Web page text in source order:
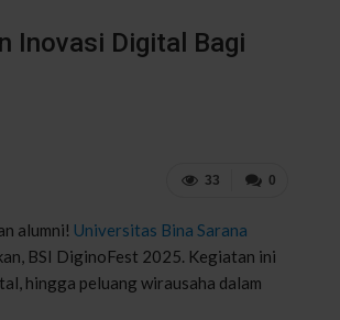
Inovasi Digital Bagi
0
33
alumni! Universitas Bina Sarana
BSI DiginoFest 2025. Kegiatan ini
hingga peluang wirausaha dalam